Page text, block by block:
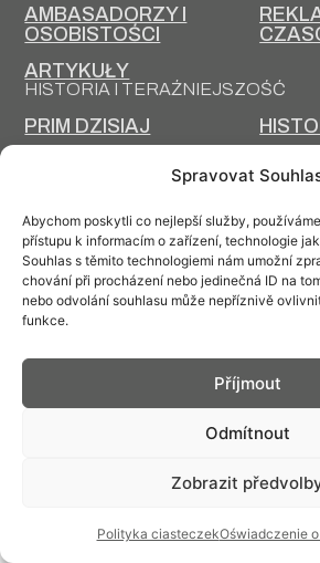
Spravovat
Abychom poskytli co nejlepší služby,
přístupu k informacím o zařízení, technologie
Souhlas s těmito technologiemi nám umožní
chování při procházení nebo jedinečná ID na
nebo odvolání souhlasu může nepříznivě
funkce.
Příjmout
Odmítnout
Zobrazit
Polityka ciasteczekOświadczenie
AMBASADORZY I
OSOBISTOŚCI
ARTYKUŁY
HISTORIA I TERAŹNIEJSZOŚĆ
PRIM DZISIAJ
Kontakt:
© PRIM2026